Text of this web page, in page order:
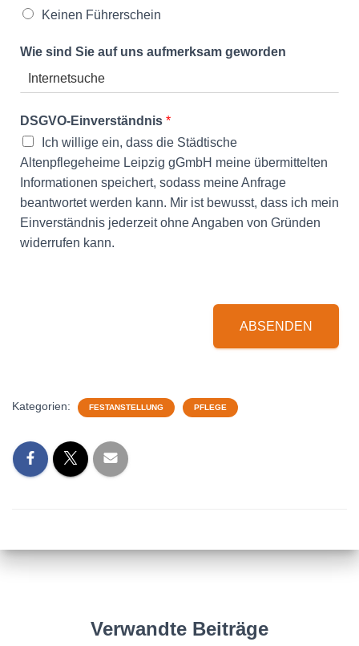
Keinen Führerschein
Wie sind Sie auf uns aufmerksam geworden
DSGVO-Einverständnis *
Ich willige ein, dass die Städtische
Altenpflegeheime Leipzig gGmbH meine übermittelten
Informationen speichert, sodass meine Anfrage
beantwortet werden kann. Mir ist bewusst, dass ich mein
Einverständnis jederzeit ohne Angaben von Gründen
widerrufen kann.
ABSENDEN
Kategorien: FESTANSTELLUNG PFLEGE
Verwandte Beiträge